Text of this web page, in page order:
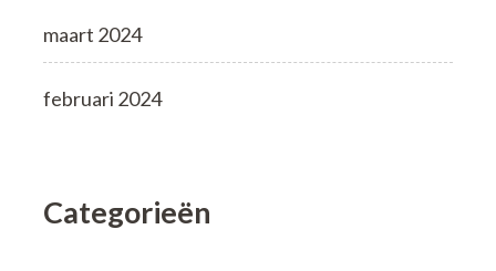
maart 2024
februari 2024
Categorieën